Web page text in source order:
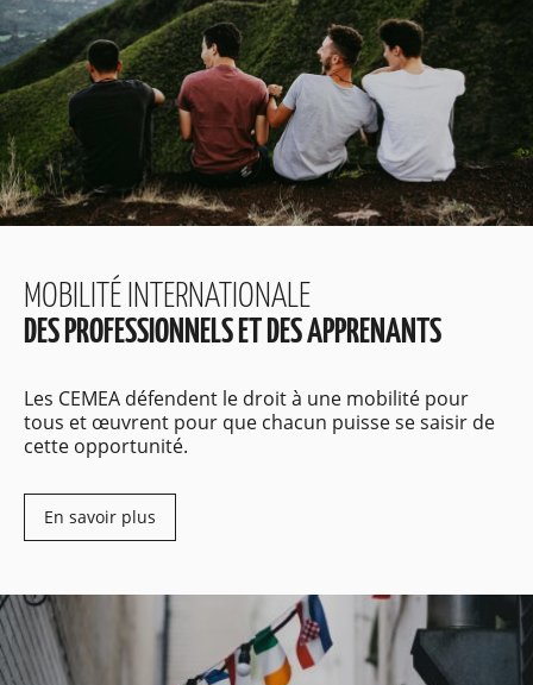
MOBILITÉ INTERNATIONALE
DES PROFESSIONNELS ET DES APPRENANTS
Les CEMEA défendent le droit à une mobilité pour
tous et œuvrent pour que chacun puisse se saisir de
cette opportunité.
En savoir plus